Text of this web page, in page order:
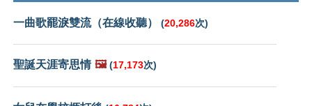
一曲歌罷淚雙流（在線收聽） (20,286次)
聖誕天涯寄思情 🖼️ (17,173次)